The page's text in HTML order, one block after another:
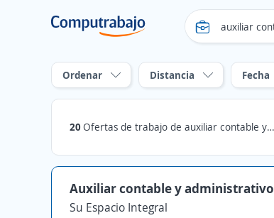
Ordenar Distancia Fecha
20 Ofertas de trabajo de auxiliar contable y administrativo en Dosquebradas, Risaralda
Auxiliar contable y administrativo
Su Espacio Integral